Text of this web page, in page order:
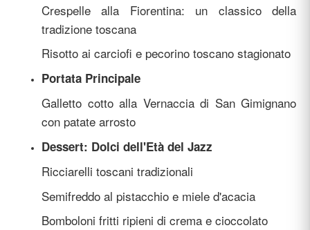
Crespelle alla Fiorentina: un classico della
tradizione toscana
Risotto ai carciofi e pecorino toscano stagionato
Portata Principale
Galletto cotto alla Vernaccia di San Gimignano
con patate arrosto
Dessert: Dolci dell'Età del Jazz
Ricciarelli toscani tradizionali
Semifreddo al pistacchio e miele d'acacia
Bomboloni fritti ripieni di crema e cioccolato